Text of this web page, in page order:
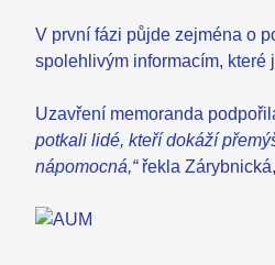
V první fázi půjde zejména o
spolehlivým informacím,
Uzavření memoranda
potkali lidé, kteří dokáží
nápomocná,“řekla